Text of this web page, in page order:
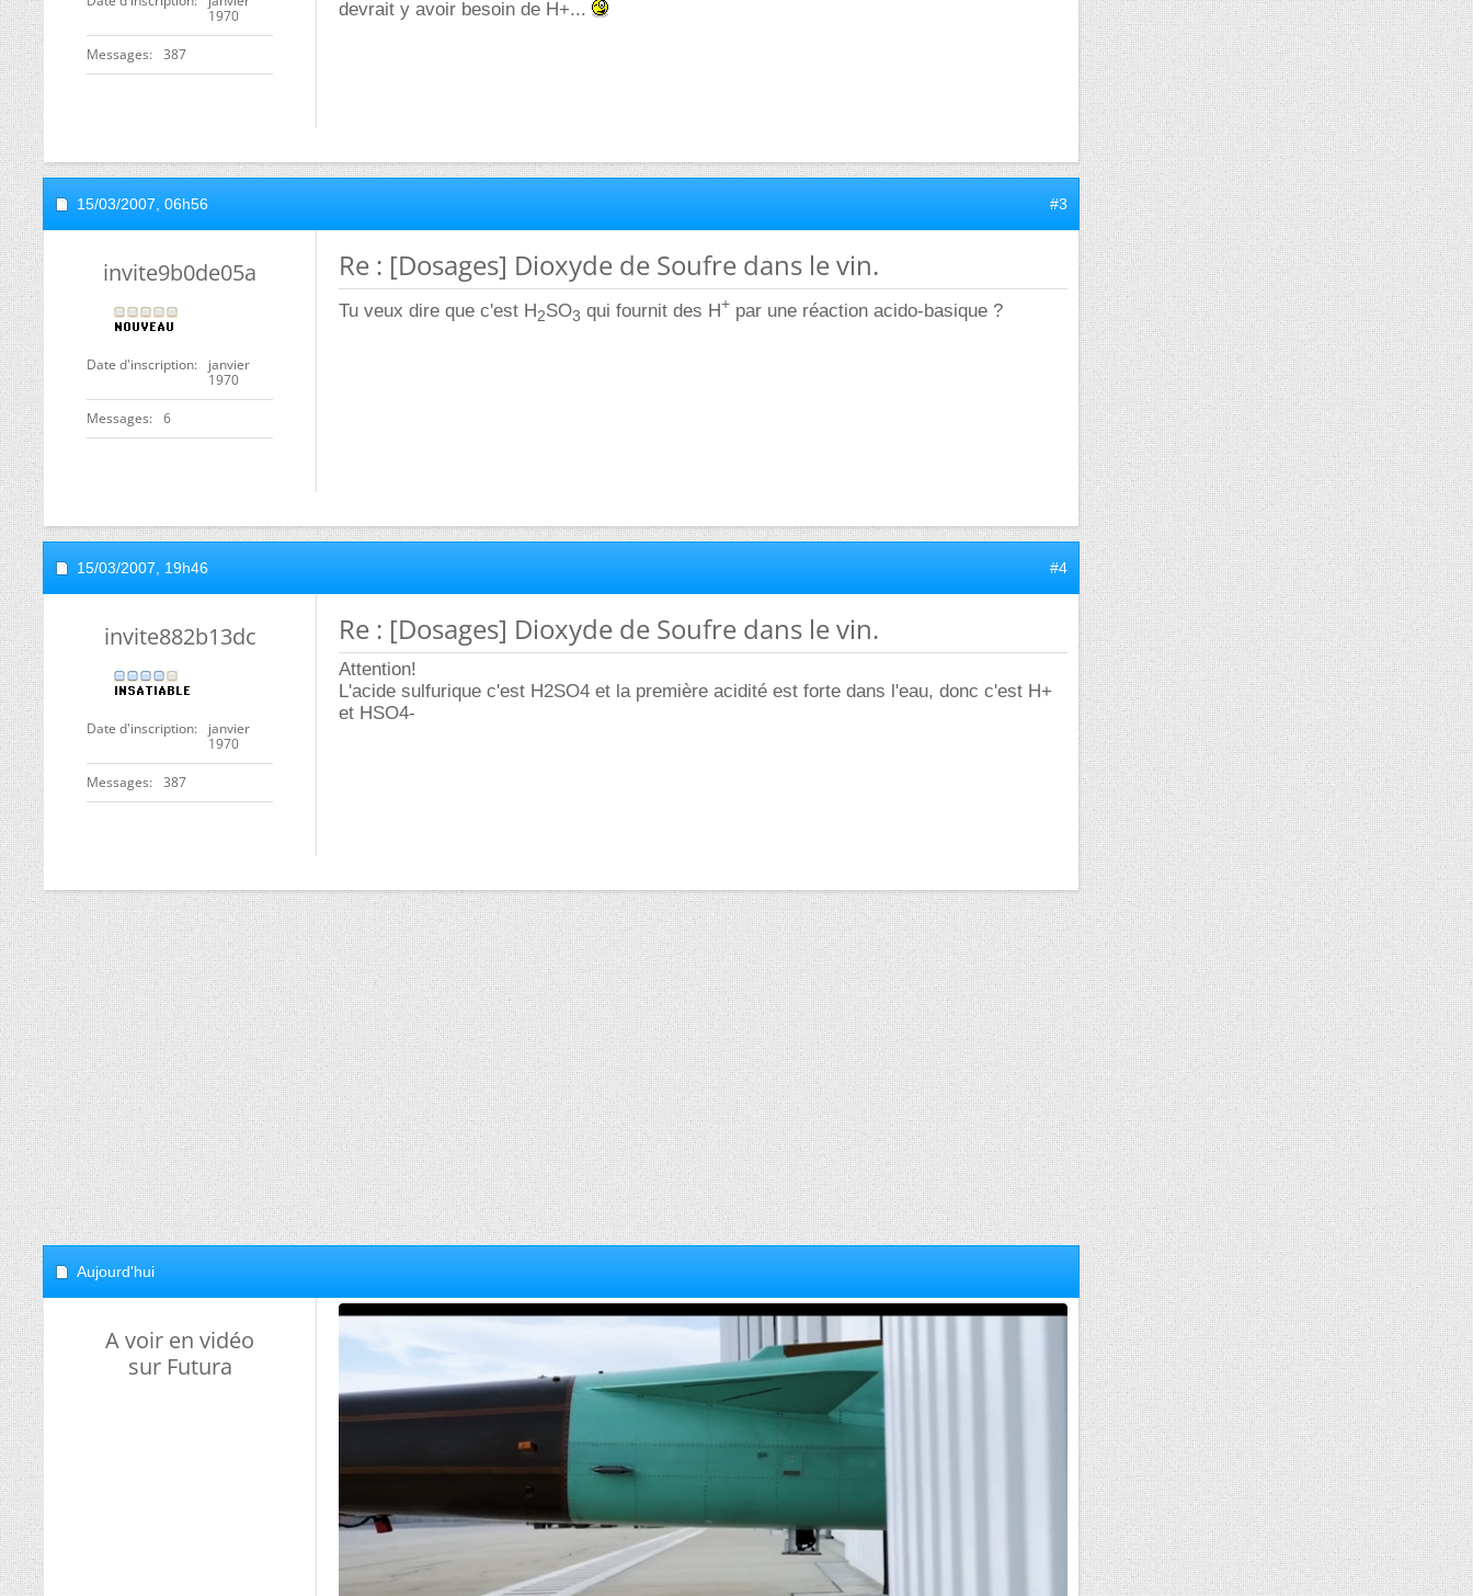
1970
Messages 387
devrait y avoir besoin de H+...
15/03/2007, 06h56 #3
invite9b0de05a
Date d'inscription
janvier
1970
Messages 6
Re : [Dosages] Dioxyde de Soufre dans le vin.
Tu veux dire que c'est H2SO3 qui fournit des H+ par une réaction acido-basique ?
15/03/2007, 19h46 #4
invite882b13dc
Date d'inscription
janvier
1970
Messages 387
Re : [Dosages] Dioxyde de Soufre dans le vin.
Attention!
L'acide sulfurique c'est H2SO4 et la première acidité est forte dans l'eau, donc c'est H+
et HSO4-
Aujourd'hui
A voir en vidéo
sur Futura